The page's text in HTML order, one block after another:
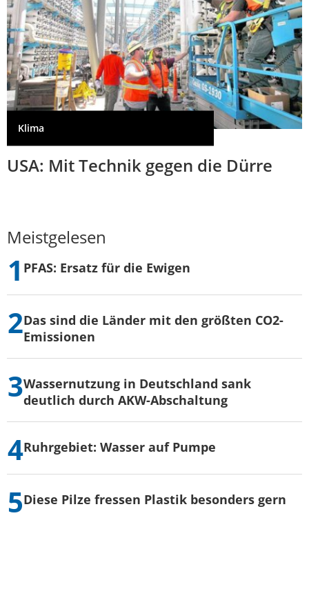
Klima
USA: Mit Technik gegen die Dürre
Meistgelesen
PFAS: Ersatz für die Ewigen
Das sind die Länder mit den größten CO2-
Emissionen
Wassernutzung in Deutschland sank
deutlich durch AKW-Abschaltung
Ruhrgebiet: Wasser auf Pumpe
Diese Pilze fressen Plastik besonders gern